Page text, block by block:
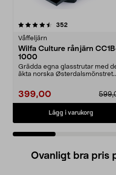
352
Våffeljärn
Wilfa Culture rånjärn
1000
Grädda egna glasstrutar med
äkta norska Østerdalsmönstret.
399,00
Lägg i varukorg
4.0 av 5 stjärnor
Ovanligt bra pris